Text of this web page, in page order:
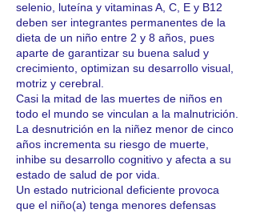
selenio, luteína y vitaminas A, C, E y B12
deben ser integrantes permanentes de la
dieta de un niño entre 2 y 8 años, pues
aparte de garantizar su buena salud y
crecimiento, optimizan su desarrollo visual,
motriz y cerebral.
Casi la mitad de las muertes de niños en
todo el mundo se vinculan a la malnutrición.
La desnutrición en la niñez menor de cinco
años incrementa su riesgo de muerte,
inhibe su desarrollo cognitivo y afecta a su
estado de salud de por vida.
Un estado nutricional deficiente provoca
que el niño(a) tenga menores defensas